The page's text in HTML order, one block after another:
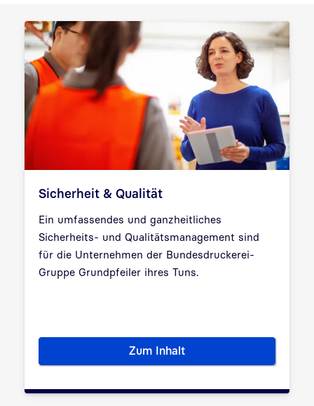
Sicherheit & Qualität
Ein umfassendes und ganzheitliches
Sicherheits- und Qualitätsmanagement sind
für die Unternehmen der Bundesdruckerei-
Gruppe Grundpfeiler ihres Tuns.
Zum InhaltSicherheit & Qualität